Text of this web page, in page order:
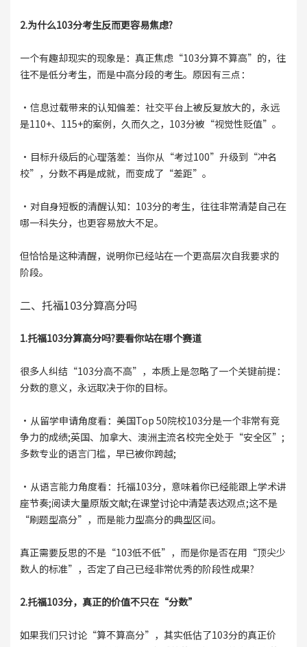
2.为什么103分考生反而更容易焦虑?
一个有趣却现实的现象是：真正焦虑“103分算不算高”的，往
往不是低分考生，而是中高分段的考生。原因有三点：
·信息过载带来的认知偏差：社交平台上被反复放大的，永远
是110+、115+的案例，久而久之，103分被“视觉性贬值”。
·目标升级后的心理落差：当你从“考过100”升级到“冲名
校”，分数不再是成就，而变成了“差距”。
·对自身短板的清醒认知：103分的考生，往往非常清楚自己在
哪一科失分，也更容易放大不足。
但恰恰是这种清醒，说明你已经站在一个更高层次自我要求的
阶段。
二、托福103分算高分吗
1.托福103分算高分吗?要看你站在哪个赛道
很多人纠结“103分高不高”，本质上是忽略了一个关键前提：
分数的意义，永远取决于你的目标。
·从留学申请角度看：美国Top 50院校103分是一个非常有竞
争力的成绩;英国、加拿大、澳洲主流名校完全处于“安全区”;
多数专业的语言门槛，早已被你跨越;
·从语言能力角度看：托福103分，意味着你已经能跟上学术讲
座节奏;阅读大量原版文献;在课堂讨论中清楚表达观点;这不是
“刷题型高分”，而是能力型高分的典型区间。
真正需要反思的不是“103低不低”，而是你是否在用“顶尖少
数人的标准”，否定了自己已经非常优秀的阶段性成果?
2.托福103分，真正的价值不只在“分数”
如果我们只讨论“算不算高分”，其实低估了103分的真正价